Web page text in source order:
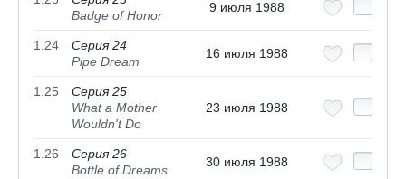
Badge of Honor
9 июля 1988
1.24
Серия 24
Pipe Dream
16 июля 1988
1.25
Серия 25
What a Mother
Wouldn't Do
23 июля 1988
1.26
Серия 26
Bottle of Dreams
30 июля 1988